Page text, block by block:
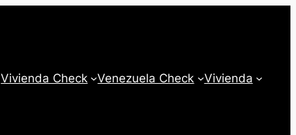
Vivienda Check Venezuela Check Vivienda